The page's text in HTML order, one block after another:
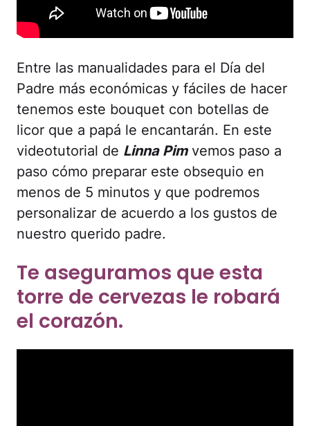
Entre las manualidades para el Día del
Padre más económicas y fáciles de hacer
tenemos este bouquet con botellas de
licor que a papá le encantarán. En este
videotutorial de Linna Pimvemos paso a
paso cómo preparar este obsequio en
menos de 5 minutos y que podremos
personalizar de acuerdo a los gustos de
nuestro querido padre.
Te aseguramos que esta
torre de cervezas le robará
el corazón.